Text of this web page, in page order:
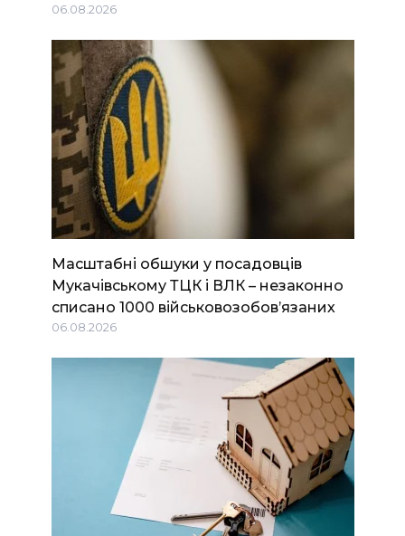
06.08.2026
Масштабні обшуки у посадовців
Мукачівському ТЦК і ВЛК – незаконно
списано 1000 військовозобов’язаних
06.08.2026